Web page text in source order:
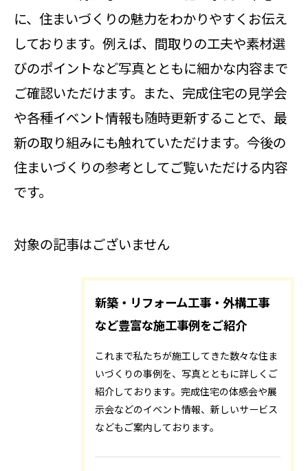
に、住まいづくりの魅力をわかりやすくお伝え
しております。例えば、間取りの工夫や素材選
びのポイントなど写真とともに細かな内容まで
ご確認いただけます。また、完成住宅の見学会
や各種イベント情報も随時更新することで、最
新の取り組みにも触れていただけます。今後の
住まいづくりの参考としてご覧いただける内容
です。
対象の記事はございません
新築・リフォーム工事・外構工事
など豊富な施工事例をご紹介
これまで私たちが施工してきた数々な住ま
いづくりの事例を、写真とともに詳しくご
紹介しております。完成住宅の体感会や展
示会などのイベント情報、新しいサービス
などもご案内しております。